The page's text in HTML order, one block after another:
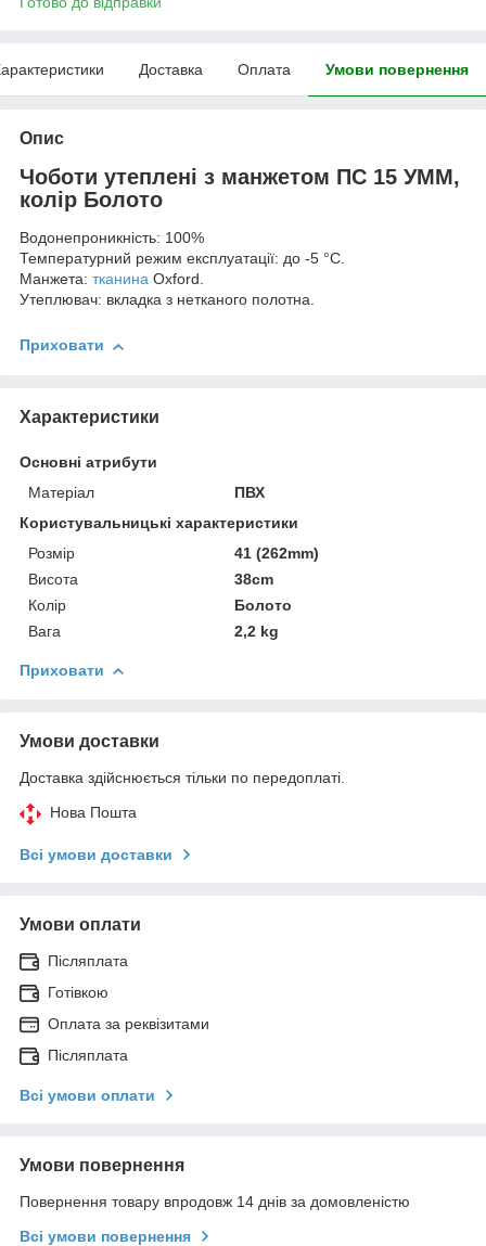
Доставка Оплата Умови повернення
Опис
Чоботи утеплені з манжетом ПС 15 УММ,
колір Болото
Водонепроникність: 100%
Температурний режим експлуатації: до -5 °C.
Манжета: тканина Оxford.
Утеплювач: вкладка з нетканого полотна.
Приховати
Характеристики
Основні атрибути
Матеріал
ПВХ
Користувальницькі характеристики
Розмір
41 (262mm)
Висота
38cm
Колір
Болото
Вага
2,2 kg
Приховати
Умови доставки
Доставка здійснюється тільки по передоплаті.
Нова Пошта
Всі умови доставки
Умови оплати
Післяплата
Готівкою
Оплата за реквізитами
Післяплата
Всі умови оплати
Умови повернення
Повернення товару впродовж 14 днів за домовленістю
Всі умови повернення